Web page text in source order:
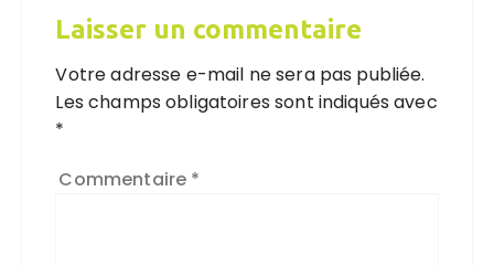
Laisser un commentaire
Votre adresse e-mail ne sera pas publiée.
Les champs obligatoires sont indiqués avec
*
Commentaire *